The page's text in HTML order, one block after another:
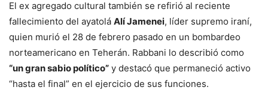
El ex agregado cultural también se refirió al reciente
fallecimiento del ayatolá Alí Jamenei, líder supremo iraní,
quien murió el 28 de febrero pasado en un bombardeo
norteamericano en Teherán. Rabbani lo describió como
“un gran sabio político” y destacó que permaneció activo
“hasta el final” en el ejercicio de sus funciones.